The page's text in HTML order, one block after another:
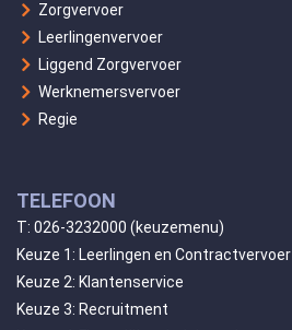
Zorgvervoer
Leerlingenvervoer
Liggend Zorgvervoer
Werknemersvervoer
Regie
TELEFOON
T: 026-3232000 (keuzemenu)
Keuze 1: Leerlingen en Contractvervoer
Keuze 2: Klantenservice
Keuze 3: Recruitment